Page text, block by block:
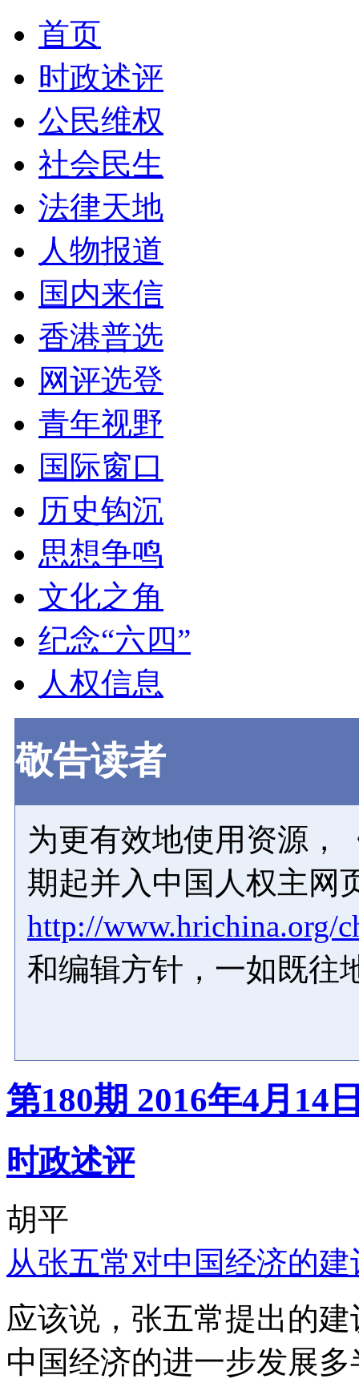
首页
时政述评
公民维权
社会民生
法律天地
人物报道
国内来信
香港普选
网评选登
青年视野
国际窗口
历史钩沉
思想争鸣
文化之角
纪念“六四”
人权信息
敬告读者
为更有效地使用资源，
期起并入中国人权主网
http://www.hrichina.org/
和编辑方针，一如既往
第180期 2016年4月14
时政述评
胡平
从张五常对中国经济的
应该说，张五常提出的
中国经济的进一步发展